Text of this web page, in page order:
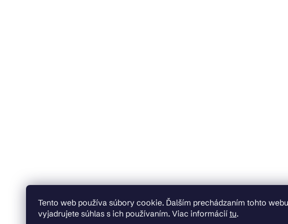
Tento web používa súbory cookie. Ďalším prechádzaním tohto webu
vyjadrujete súhlas s ich používaním. Viac informácií tu.